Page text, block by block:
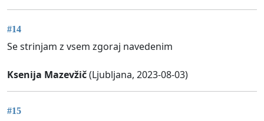
#14
Se strinjam z vsem zgoraj navedenim
Ksenija Mazevžič(Ljubljana, 2023-08-03)
#15